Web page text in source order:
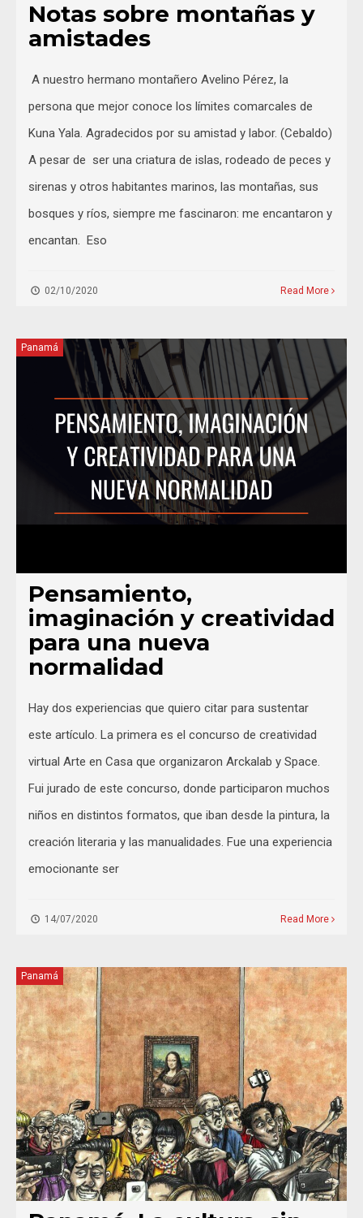
Notas sobre montañas y
amistades
A nuestro hermano montañero Avelino Pérez, la
persona que mejor conoce los límites comarcales de
Kuna Yala. Agradecidos por su amistad y labor. (Cebaldo)
A pesar de ser una criatura de islas, rodeado de peces y
sirenas y otros habitantes marinos, las montañas, sus
bosques y ríos, siempre me fascinaron: me encantaron y
encantan. Eso
02/10/2020 Read More
Panamá
Pensamiento,
imaginación y creatividad
para una nueva
normalidad
Hay dos experiencias que quiero citar para sustentar
este artículo. La primera es el concurso de creatividad
virtual Arte en Casa que organizaron Arckalab y Space.
Fui jurado de este concurso, donde participaron muchos
niños en distintos formatos, que iban desde la pintura, la
creación literaria y las manualidades. Fue una experiencia
emocionante ser
14/07/2020 Read More
Panamá